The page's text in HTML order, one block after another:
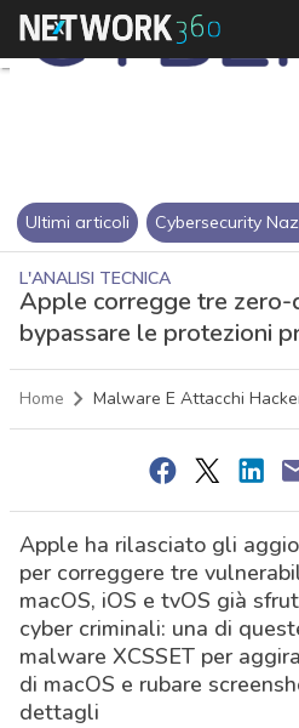
Ultimi articoli Cybersecurity
L'ANALISI TECNICA
Apple corregge tre zero-
bypassare le protezioni
Home Malware E Attacchi
Apple ha rilasciato gli
per correggere tre
macOS, iOS e tvOS già
cyber criminali: una di
malware XCSSET per
di macOS e rubare
dettagli